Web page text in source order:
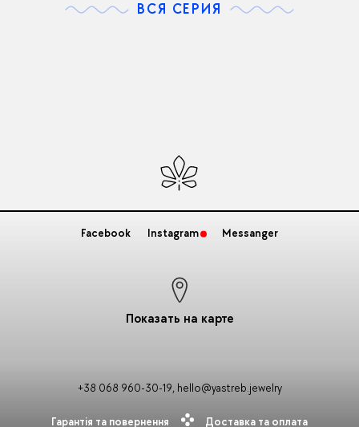
ВСЯ СЕРИЯ
Facebook Instagram Messanger
Показать на карте
+38 068 960-30-19, hello@yastreb.jewelry
Гарантія та повернення Доставка та оплата